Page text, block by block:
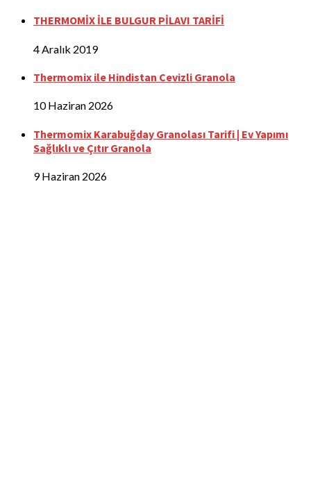
THERMOMİX İLE BULGUR PİLAVI TARİFİ
4 Aralık 2019
Thermomix ile Hindistan Cevizli Granola
10 Haziran 2026
Thermomix Karabuğday Granolası Tarifi | Ev Yapımı
Sağlıklı ve Çıtır Granola
9 Haziran 2026